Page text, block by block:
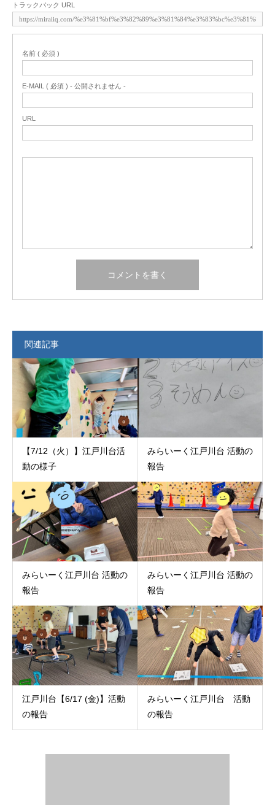
トラックバック URL
名前 ( 必須 )
E-MAIL ( 必須 ) - 公開されません -
URL
関連記事
【7/12（火）】江戸川台活
動の様子
みらいーく江戸川台 活動の
報告
みらいーく江戸川台 活動の
報告
みらいーく江戸川台 活動の
報告
江戸川台【6/17 (金)】活動
の報告
みらいーく江戸川台 活動
の報告